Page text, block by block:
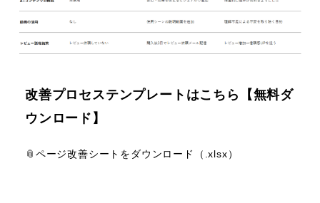
改善プロセステンプレートはこちら【無料ダ
ウンロード】
📎ページ改善シートをダウンロード（.xlsx）